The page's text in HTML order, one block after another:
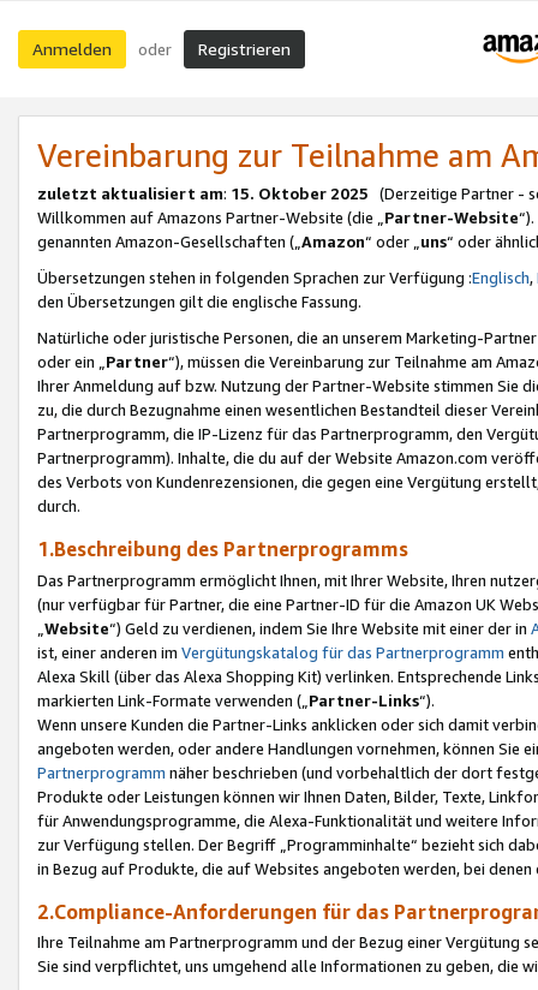
Anmelden oder Registrieren
Vereinbarung zur Teilnahme am
zuletzt aktualisiert am: 15. Oktober 2025 (Derzeitige Partner -
Willkommen auf Amazons Partner-Website (die „Partner-Website
genannten Amazon-Gesellschaften („Amazon“ oder „uns“ oder
Übersetzungen stehen in folgenden Sprachen zur Verfügung :Englisch,
den Übersetzungen gilt die englische Fassung.
Natürliche oder juristische Personen, die an unserem Marketing-
oder ein „Partner“), müssen die Vereinbarung zur Teilnahme am
Ihrer Anmeldung auf bzw. Nutzung der Partner-Website stimmen Sie
zu, die durch Bezugnahme einen wesentlichen Bestandteil dieser
Partnerprogramm, die IP-Lizenz für das Partnerprogramm, den
Partnerprogramm). Inhalte, die du auf der Website Amazon.com
des Verbots von Kundenrezensionen, die gegen eine Vergütung
durch.
1.Beschreibung des Partnerprogramms
Das Partnerprogramm ermöglicht Ihnen, mit Ihrer Website, Ihren
(nur verfügbar für Partner, die eine Partner-ID für die Amazon UK
Website“) Geld zu verdienen, indem Sie Ihre Website mit einer der in
ist, einer anderen im Vergütungskatalog für das Partnerprogramm
Alexa Skill (über das Alexa Shopping Kit) verlinken. Entsprechende
markierten Link-Formate verwenden („ Partner-Links“).
Wenn unsere Kunden die Partner-Links anklicken oder sich damit
angeboten werden, oder andere Handlungen vornehmen, können Sie
Partnerprogramm näher beschrieben (und vorbehaltlich der dort
Produkte oder Leistungen können wir Ihnen Daten, Bilder, Texte,
für Anwendungsprogramme, die Alexa-Funktionalität und weitere
zur Verfügung stellen. Der Begriff „Programminhalte“ bezieht sich
in Bezug auf Produkte, die auf Websites angeboten werden, bei
2.Compliance-Anforderungen für das
Ihre Teilnahme am Partnerprogramm und der Bezug einer Vergütung
Sie sind verpflichtet, uns umgehend alle Informationen zu geben, die